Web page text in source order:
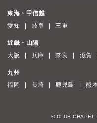
東海・甲信越
愛知
岐阜 三重
近畿・山陽
大阪
兵庫 奈良 滋賀
九州
福岡
長崎 鹿児島 熊
© CLUB CHAPEL